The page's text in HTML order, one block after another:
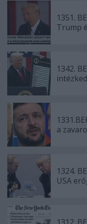
1351.
Trump
1342.
a
1324.
USA